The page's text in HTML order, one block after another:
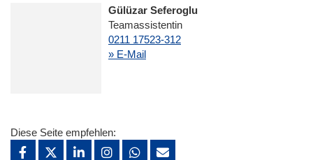
Gülüzar Seferoglu
Teamassistentin
0211 17523-312
» E-Mail
Diese Seite empfehlen: